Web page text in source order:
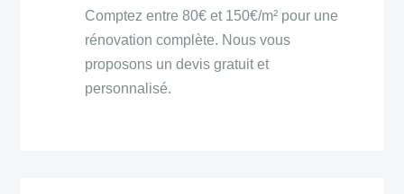
Comptez entre 80€ et 150€/m² pour une
rénovation complète. Nous vous
proposons un devis gratuit et
personnalisé.